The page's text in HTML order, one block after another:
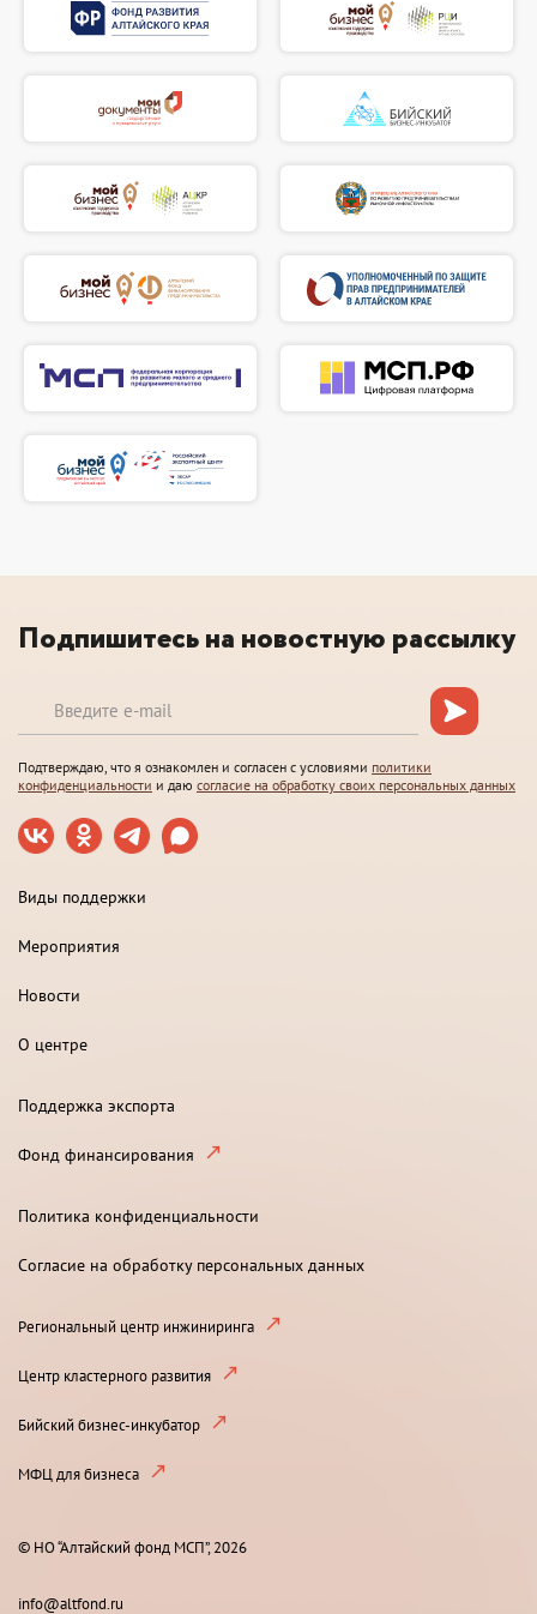
Подпишитесь на новостную рассылку
Подтверждаю, что я ознакомлен и согласен с условиями политики
конфиденциальности и даю согласие на обработку своих персональных данных
Виды поддержки
Мероприятия
Новости
О центре
Поддержка экспорта
Фонд финансирования
Политика конфиденциальности
Согласие на обработку персональных данных
Региональный центр инжиниринга
Центр кластерного развития
Бийский бизнес-инкубатор
МФЦ для бизнеса
© НО “Алтайский фонд МСП”, 2026
info@altfond.ru